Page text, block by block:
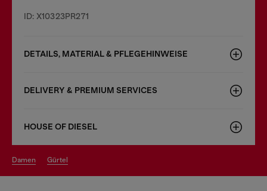
ID: X10323PR271
DETAILS, MATERIAL & PFLEGEHINWEISE
DELIVERY & PREMIUM SERVICES
HOUSE OF DIESEL
damen gürtel